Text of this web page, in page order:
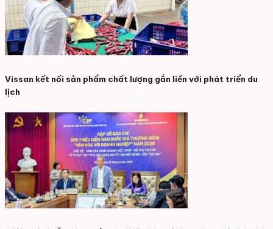
Vissan kết nối sản phẩm chất lượng gắn liền với phát triển du
lịch